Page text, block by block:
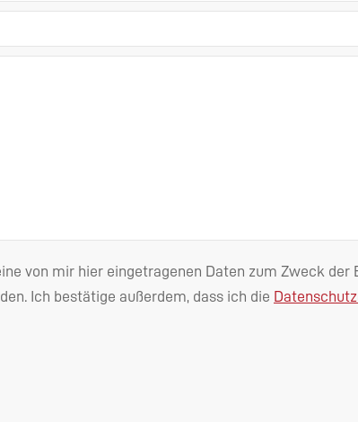
von mir hier eingetragenen Daten zum Zweck
Ich bestätige außerdem, dass ich die